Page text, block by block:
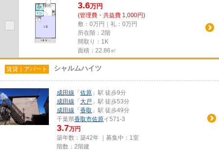
3.6万円
(管理費・共益費 1,000円)
敷：0万円｜礼：0万円
所在階：2階
間取り：1K
面積：22.86㎡
賃貸｜アパート シャルムハイツ
成田線 「 佐原 」駅 徒歩9分
成田線 「 大戸 」駅 徒歩53分
成田線 「 香取 」駅 徒歩49分
千葉県香取市佐原イ571-3
3.7万円
築年数：築42年 ｜募集中： 1室
階数：2階建